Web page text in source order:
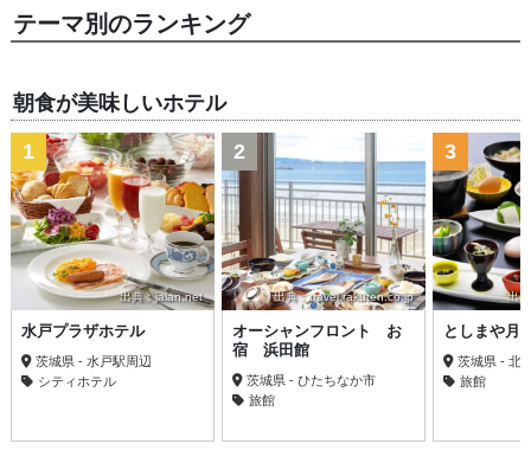
テーマ別のランキング
朝食が美味しいホテル
出典：jalan.net
1
水戸プラザホテル
茨城県 - 水戸駅周辺
シティホテル
出典：travel.rakuten.co.jp
2
オーシャンフロント お
宿 浜田館
茨城県 - ひたちなか市
旅館
出
3
としまや月
茨城県 - 北
旅館